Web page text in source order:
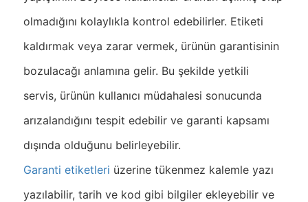
olmadığını kolaylıkla kontrol edebilirler. Etiketi
kaldırmak veya zarar vermek, ürünün garantisinin
bozulacağı anlamına gelir. Bu şekilde yetkili
servis, ürünün kullanıcı müdahalesi sonucunda
arızalandığını tespit edebilir ve garanti kapsamı
dışında olduğunu belirleyebilir.
Garanti etiketleri üzerine tükenmez kalemle yazı
yazılabilir, tarih ve kod gibi bilgiler ekleyebilir ve